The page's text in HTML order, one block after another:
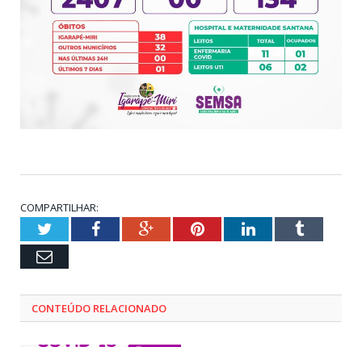
COMPARTILHAR:
TwitterFacebookGoogle+PinterestLinkedInTumblr
Email
CONTEÚDO RELACIONADO